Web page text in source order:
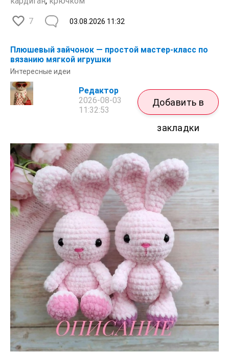
7 03.08.2026 11:32
Плюшевый зайчонок — простой мастер-класс по
вязанию мягкой игрушки
Интересные идеи
Редактор
2026-08-03
11:32:53
Добавить в
закладки